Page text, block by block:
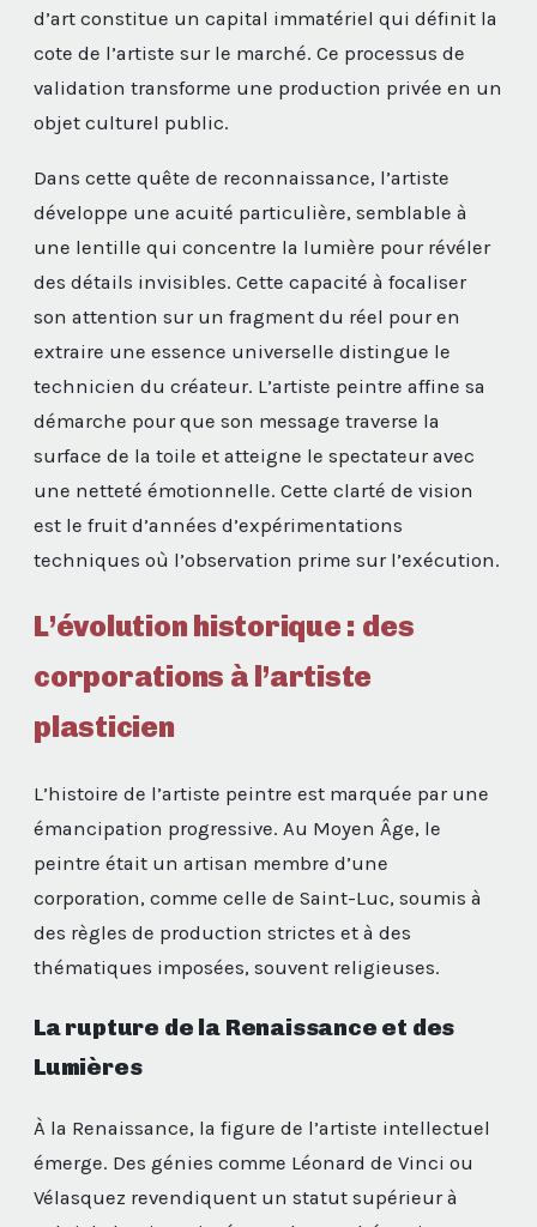
d’art constitue un capital immatériel qui définit la
cote de l’artiste sur le marché. Ce processus de
validation transforme une production privée en un
objet culturel public.
Dans cette quête de reconnaissance, l’artiste
développe une acuité particulière, semblable à
une lentille qui concentre la lumière pour révéler
des détails invisibles. Cette capacité à focaliser
son attention sur un fragment du réel pour en
extraire une essence universelle distingue le
technicien du créateur. L’artiste peintre affine sa
démarche pour que son message traverse la
surface de la toile et atteigne le spectateur avec
une netteté émotionnelle. Cette clarté de vision
est le fruit d’années d’expérimentations
techniques où l’observation prime sur l’exécution.
L’évolution historique : des
corporations à l’artiste
plasticien
L’histoire de l’artiste peintre est marquée par une
émancipation progressive. Au Moyen Âge, le
peintre était un artisan membre d’une
corporation, comme celle de Saint-Luc, soumis à
des règles de production strictes et à des
thématiques imposées, souvent religieuses.
La rupture de la Renaissance et des
Lumières
À la Renaissance, la figure de l’artiste intellectuel
émerge. Des génies comme Léonard de Vinci ou
Vélasquez revendiquent un statut supérieur à